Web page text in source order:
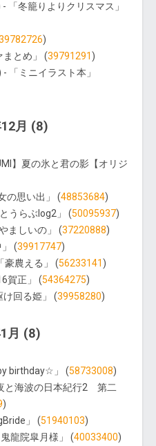
- 「冬籠りよりクリスマス」
)
まとめ」 (39791291 )
- 「ミニイラスト本」
月 (8)
】夏の氷と君の影【オリジ
の思い出」 (48853684)
うらぶlog2」 (50095937)
ましいの」 (37220888)
(39917747)
豪農える」 (56233141 )
賀正」 (54364275)
け回る姫」 (39958280)
月 (8)
birthday☆」 (58733008)
と海波の日本紀行2 第二
)
」 (51940103)
龍院皐月様」 (40033400)